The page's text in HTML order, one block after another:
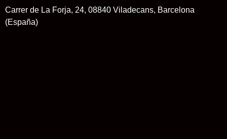
Carrer de La Forja, 24, 08840 Viladecans, Barcelona
(España)